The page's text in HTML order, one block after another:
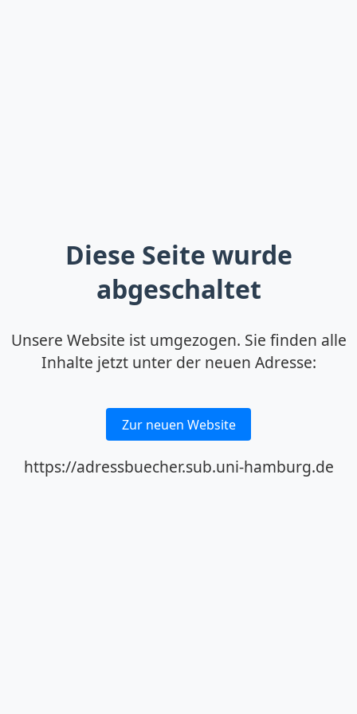
Diese Seite wurde
abgeschaltet
Unsere Website ist umgezogen. Sie finden alle
Inhalte jetzt unter der neuen Adresse:
Zur neuen Website
https://adressbuecher.sub.uni-hamburg.de